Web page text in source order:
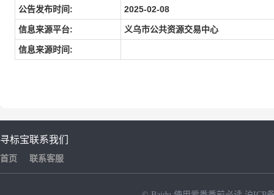
公告发布时间: 2025-02-08
信息来源平台: 义乌市公共资源交易中心
信息来源时间:
寻标宝
首页
联系我们
联系客服